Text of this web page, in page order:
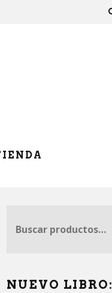
NUEVO LIBRO: